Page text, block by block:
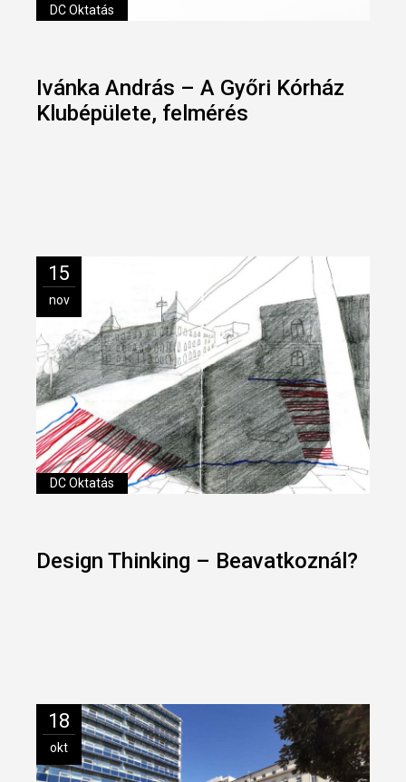
DC Oktatás
Ivánka András – A Győri Kórház
Klubépülete, felmérés
15
nov
DC Oktatás
Design Thinking – Beavatkoznál?
18
okt